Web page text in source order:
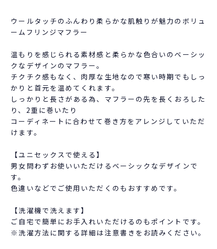
ウールタッチのふんわり柔らかな肌触りが魅力のボリュ
ームフリンジマフラー
温もりを感じられる素材感と柔らかな色合いのベーシッ
クなデザインのマフラー。
チクチク感もなく、肉厚な生地なので寒い時期でもしっ
かりと首元を温めてくれます。
しっかりと長さがある為、マフラーの先を長くおろした
り、2重に巻いたり
コーディネートに合わせて巻き方をアレンジしていただ
けます。
【ユニセックスで使える】
男女問わずお使いいただけるベーシックなデザインで
す。
色違いなどでご使用いただくのもおすすめです。
【洗濯機で洗えます】
ご自宅で簡単にお手入れいただけるのもポイントです。
※洗濯方法に関する詳細は注意書きをお読みください。